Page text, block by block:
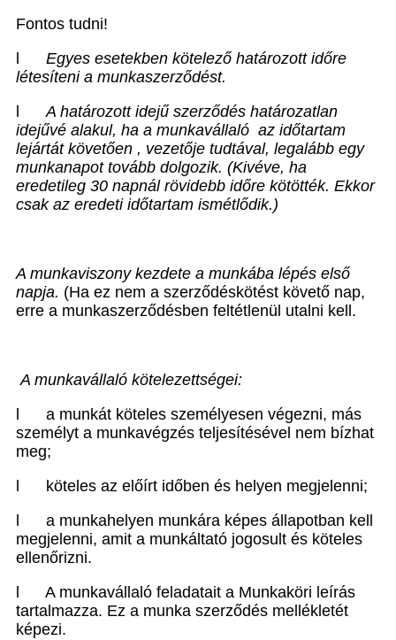
Fontos tudni!
Egyes esetekben kötelező határozott időre
létesíteni a munkaszerződést.
A határozott idejű szerződés határozatlan
idejűvé alakul, ha a munkavállaló az időtartam
lejártát követően , vezetője tudtával, legalább egy
munkanapot tovább dolgozik. (Kivéve, ha
eredetileg 30 napnál rövidebb időre kötötték. Ekkor
csak az eredeti időtartam ismétlődik.)
A munkaviszony kezdete a munkába lépés első
napja. (Ha ez nem a szerződéskötést követő nap,
erre a munkaszerződésben feltétlenül utalni kell.
A munkavállaló kötelezettségei:
a munkát köteles személyesen végezni, más
személyt a munkavégzés teljesítésével nem bízhat
meg;
köteles az előírt időben és helyen megjelenni;
a munkahelyen munkára képes állapotban kell
megjelenni, amit a munkáltató jogosult és köteles
ellenőrizni.
A munkavállaló feladatait a Munkaköri leírás
tartalmazza. Ez a munka szerződés mellékletét
képezi.